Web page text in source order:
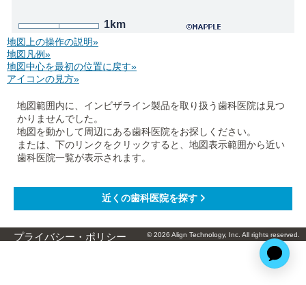
1km
地図上の操作の説明»
地図凡例»
地図中心を最初の位置に戻す»
アイコンの見方»
地図範囲内に、インビザライン製品を取り扱う歯科医院は見つ
かりませんでした。
地図を動かして周辺にある歯科医院をお探しください。
または、下のリンクをクリックすると、地図表示範囲から近い
歯科医院一覧が表示されます。
プライバシー・ポリシー © 2026 Align Technology, Inc. All rights reserved.